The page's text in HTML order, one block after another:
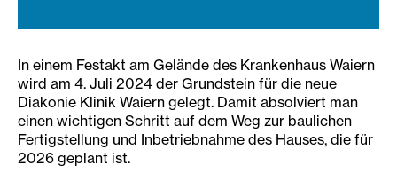
In einem Festakt am Gelände des Krankenhaus Waiern
wird am 4. Juli 2024 der Grundstein für die neue
Diakonie Klinik Waiern gelegt. Damit absolviert man
einen wichtigen Schritt auf dem Weg zur baulichen
Fertigstellung und Inbetriebnahme des Hauses, die für
2026 geplant ist.